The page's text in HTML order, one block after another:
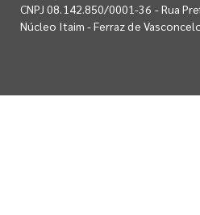
CNPJ 08.142.850/0001-36 - Rua
Núcleo Itaim - Ferraz de